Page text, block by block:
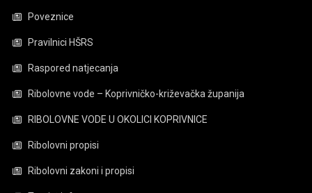
Poveznice
Pravilnici HŠRS
Raspored natjecanja
Ribolovne vode – Koprivničko-križevačka županija
RIBOLOVNE VODE U OKOLICI KOPRIVNICE
Ribolovni propisi
Ribolovni zakoni i propisi